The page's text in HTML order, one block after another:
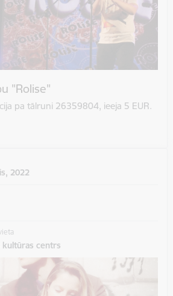
"Rolise"
pa tālruni 26359804, ieeja 5 EUR.
2022
kultūras centrs